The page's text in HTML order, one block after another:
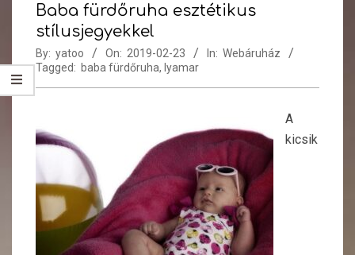
Baba fürdőruha esztétikus
stílusjegyekkel
By: yatoo On: 2019-02-23 In: Webáruház
Tagged: baba fürdőruha, lyamar
A
kicsik